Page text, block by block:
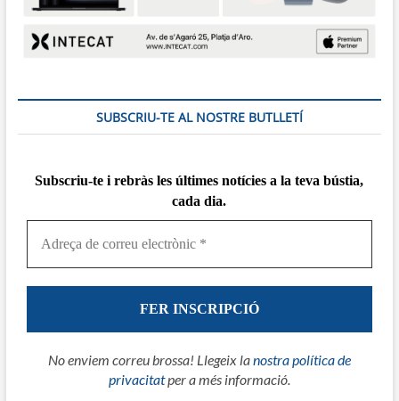
SUBSCRIU-TE AL NOSTRE BUTLLETÍ
Subscriu-te i rebràs lesúltimes notícies a la teva bústia,
cada dia.
No enviem correu brossa! Llegeix lanostra política de
privacitatper a més informació.